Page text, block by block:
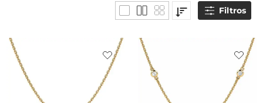
Filtros